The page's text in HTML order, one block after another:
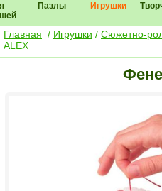
Пазлы Игрушки
Главная / Игрушки / Сюжетно-
ALEX